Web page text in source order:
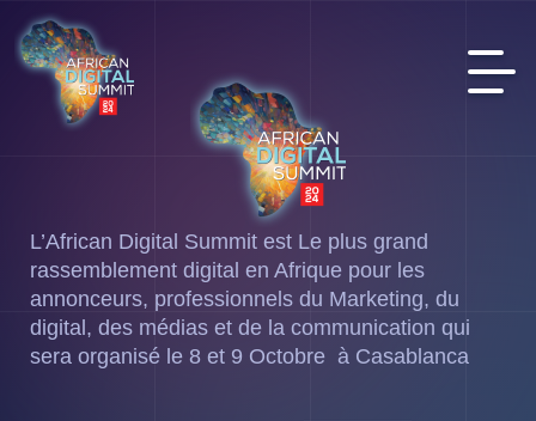
L’African Digital Summit est Le plus grand
rassemblement digital en Afrique pour les
annonceurs, professionnels du Marketing, du
digital, des médias et de la communication qui
sera organisé le 8 et 9 Octobre à Casablanca